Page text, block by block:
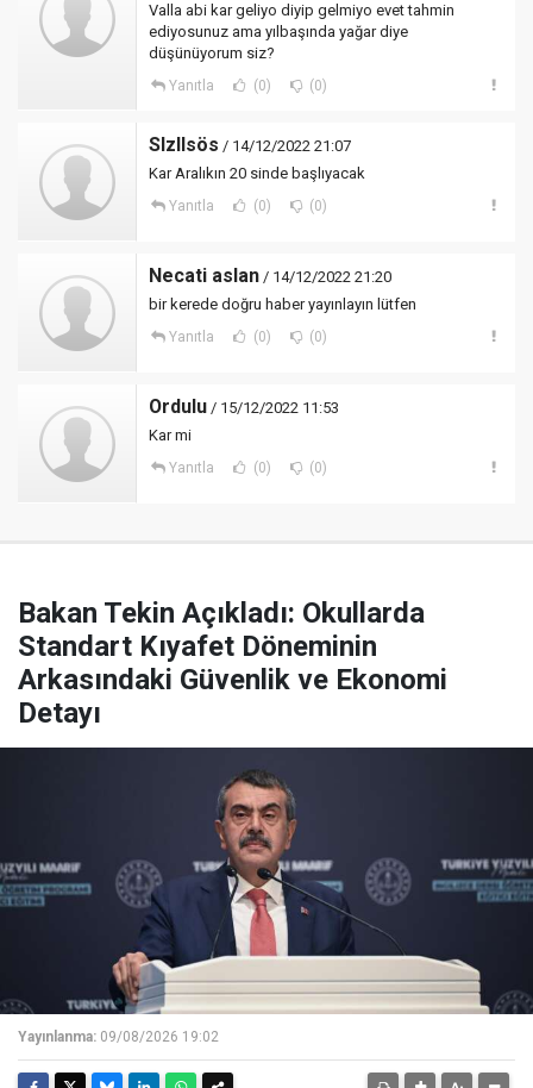
Valla abi kar geliyo diyip gelmiyo evet tahmin
ediyosunuz ama yılbaşında yağar diye
düşünüyorum siz?
Yanıtla (0) (0)
Slzllsös / 14/12/2022 21:07
Kar Aralıkın 20 sinde başlıyacak
Yanıtla (0) (0)
Necati aslan / 14/12/2022 21:20
bir kerede doğru haber yayınlayın lütfen
Yanıtla (0) (0)
Ordulu / 15/12/2022 11:53
Kar mi
Yanıtla (0) (0)
Bakan Tekin Açıkladı: Okullarda
Standart Kıyafet Döneminin
Arkasındaki Güvenlik ve Ekonomi
Detayı
Yayınlanma: 09/08/2026 19:02